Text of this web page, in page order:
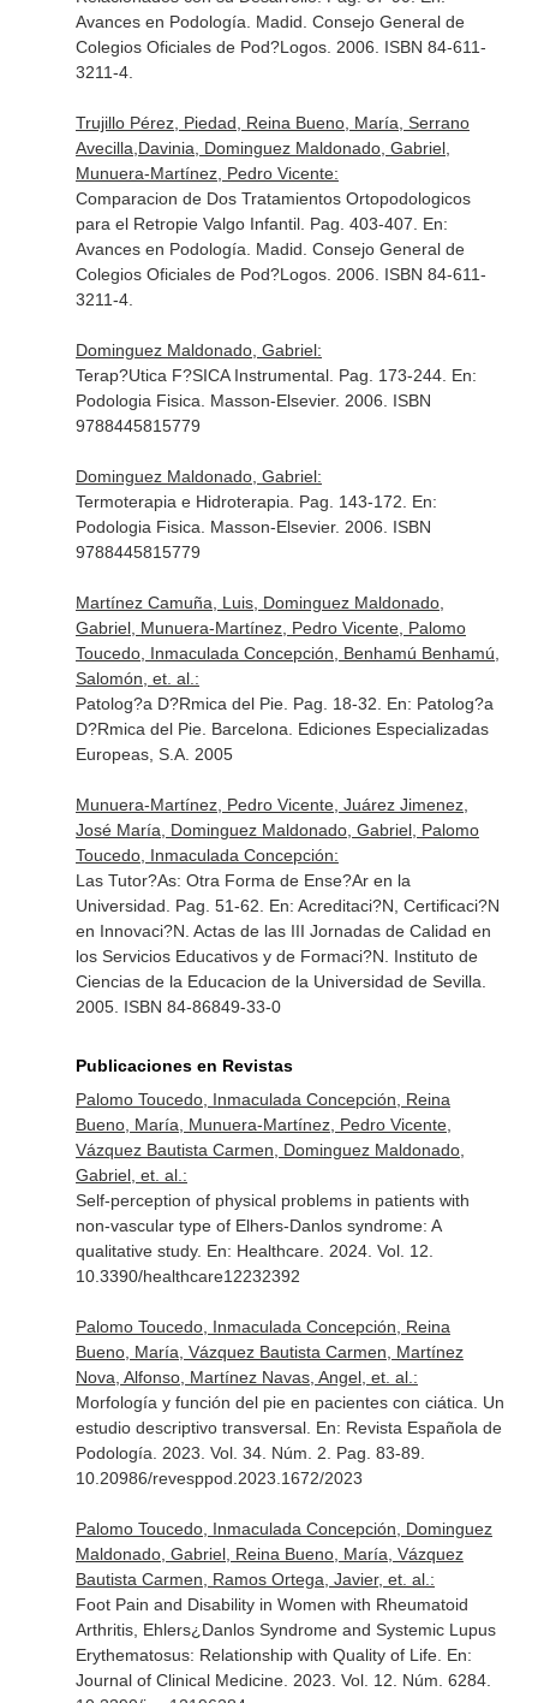
Avances en Podología . Madid. Consejo General de
Colegios Oficiales de Pod?Logos. 2006. ISBN 84-611-
3211-4.
Trujillo Pérez, Piedad, Reina Bueno, María, Serrano
Avecilla,Davinia, Dominguez Maldonado, Gabriel,
Munuera-Martínez, Pedro Vicente:
Comparacion de Dos Tratamientos Ortopodologicos
para el Retropie Valgo Infantil. Pag. 403-407. En:
Avances en Podología . Madid. Consejo General de
Colegios Oficiales de Pod?Logos. 2006. ISBN 84-611-
3211-4.
Dominguez Maldonado, Gabriel:
Terap?Utica F?SICA Instrumental. Pag. 173-244. En:
Podologia Fisica . Masson-Elsevier. 2006. ISBN
9788445815779
Dominguez Maldonado, Gabriel:
Termoterapia e Hidroterapia. Pag. 143-172. En:
Podologia Fisica . Masson-Elsevier. 2006. ISBN
9788445815779
Martínez Camuña, Luis, Dominguez Maldonado,
Gabriel, Munuera-Martínez, Pedro Vicente, Palomo
Toucedo, Inmaculada Concepción, Benhamú Benhamú,
Salomón, et. al.:
Patolog?a D?Rmica del Pie. Pag. 18-32. En: Patolog?a
D?Rmica del Pie. Barcelona. Ediciones Especializadas
Europeas, S.A. 2005
Munuera-Martínez, Pedro Vicente, Juárez Jimenez,
José María, Dominguez Maldonado, Gabriel, Palomo
Toucedo, Inmaculada Concepción:
Las Tutor?As: Otra Forma de Ense?Ar en la
Universidad. Pag. 51-62. En: Acreditaci?N, Certificaci?N
en Innovaci?N. Actas de las III Jornadas de Calidad en
los Servicios Educativos y de Formaci?N . Instituto de
Ciencias de la Educacion de la Universidad de Sevilla.
2005. ISBN 84-86849-33-0
Publicaciones en Revistas
Palomo Toucedo, Inmaculada Concepción, Reina
Bueno, María, Munuera-Martínez, Pedro Vicente,
Vázquez Bautista Carmen, Dominguez Maldonado,
Gabriel, et. al.:
Self-perception of physical problems in patients with
non-vascular type of Elhers-Danlos syndrome: A
qualitative study. En: Healthcare. 2024. Vol. 12.
10.3390/healthcare12232392
Palomo Toucedo, Inmaculada Concepción, Reina
Bueno, María, Vázquez Bautista Carmen, Martínez
Nova, Alfonso, Martínez Navas, Angel, et. al.:
Morfología y función del pie en pacientes con ciática. Un
estudio descriptivo transversal. En: Revista Española de
Podología . 2023. Vol. 34. Núm. 2. Pag. 83-89.
10.20986/revesppod.2023.1672/2023
Palomo Toucedo, Inmaculada Concepción, Dominguez
Maldonado, Gabriel, Reina Bueno, María, Vázquez
Bautista Carmen, Ramos Ortega, Javier, et. al.:
Foot Pain and Disability in Women with Rheumatoid
Arthritis, Ehlers¿Danlos Syndrome and Systemic Lupus
Erythematosus: Relationship with Quality of Life. En:
Journal of Clinical Medicine. 2023. Vol. 12. Núm. 6284.